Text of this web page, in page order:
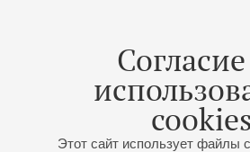
cookies
Этот сайт использует файлы
Мильштейна, Наны Немсицверидзе,
Владимира Овчинникова,
Натальи Деевой.